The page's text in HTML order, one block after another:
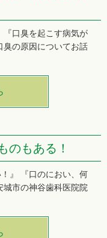
『口臭を起こす病気が
臭の原因についてお話
のもある！
』 『口のにおい、何
城市の神谷歯科医院院